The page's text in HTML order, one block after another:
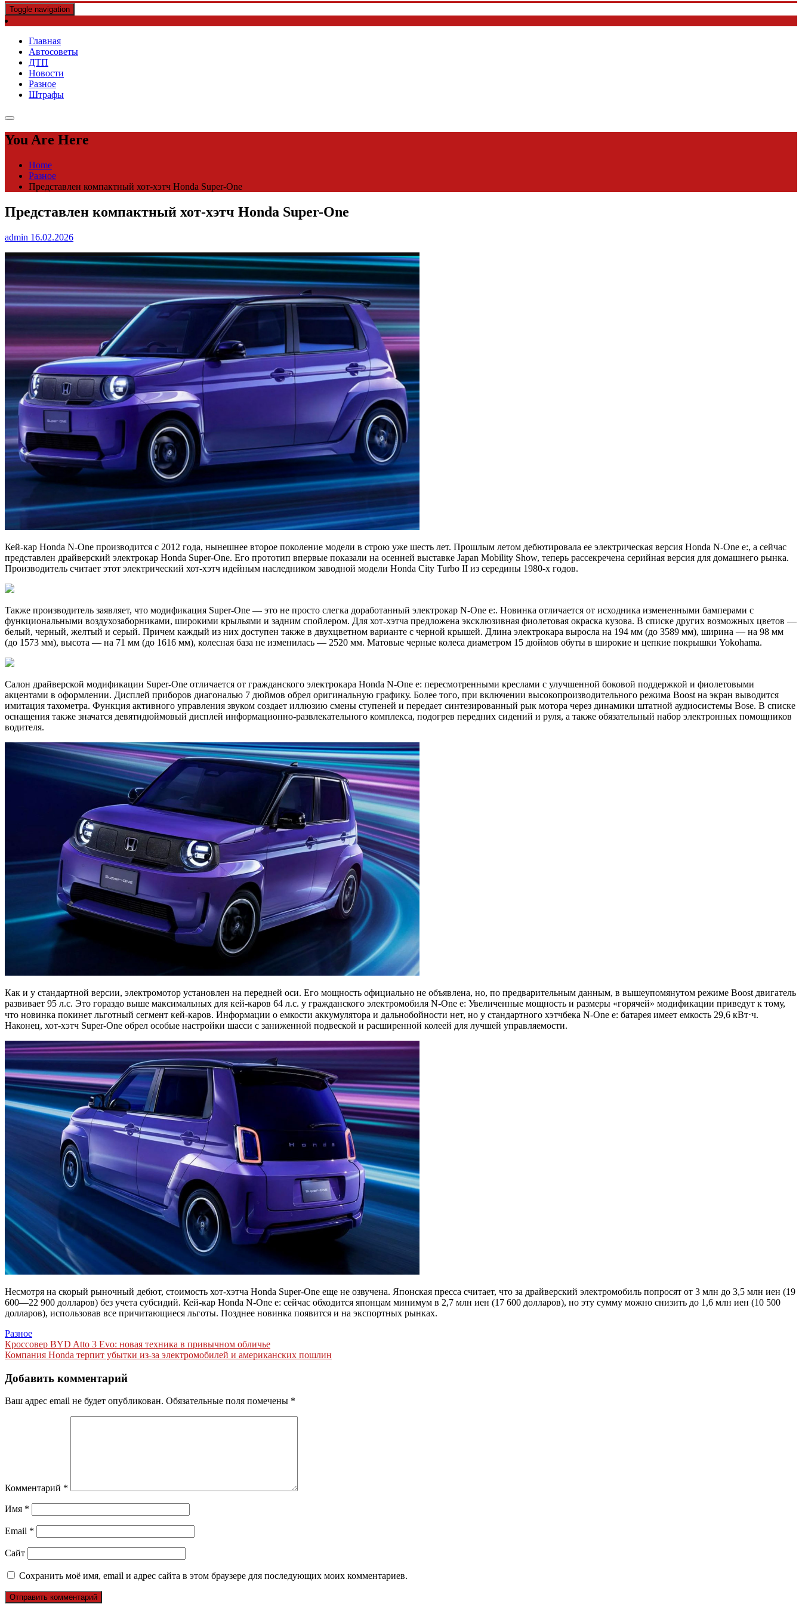
Toggle navigation
Главная
Автосоветы
ДТП
Новости
Разное
Штрафы
You Are Here
Home
Разное
Представлен компактный хот-хэтч Honda Super-One
Представлен компактный хот-хэтч Honda Super-One
admin 16.02.2026
Кей-кар Honda N-One производится с 2012 года, нынешнее второе поколение модели в строю уже шесть лет. Прошлым летом дебютировала ее электрическая версия Honda N-One e:, а сейчас
представлен драйверский электрокар Honda Super-One. Его прототип впервые показали на осенней выставке Japan Mobility Show, теперь рассекречена серийная версия для домашнего рынка.
Производитель считает этот электрический хот-хэтч идейным наследником заводной модели Honda City Turbo II из середины 1980-х годов.
Также производитель заявляет, что модификация Super-One — это не просто слегка доработанный электрокар N-One e:. Новинка отличается от исходника измененными бамперами с
функциональными воздухозаборниками, широкими крыльями и задним спойлером. Для хот-хэтча предложена эксклюзивная фиолетовая окраска кузова. В списке других возможных цветов —
белый, черный, желтый и серый. Причем каждый из них доступен также в двухцветном варианте с черной крышей. Длина электрокара выросла на 194 мм (до 3589 мм), ширина — на 98 мм
(до 1573 мм), высота — на 71 мм (до 1616 мм), колесная база не изменилась — 2520 мм. Матовые черные колеса диаметром 15 дюймов обуты в широкие и цепкие покрышки Yokohama.
Салон драйверской модификации Super-One отличается от гражданского электрокара Honda N-One e: пересмотренными креслами с улучшенной боковой поддержкой и фиолетовыми
акцентами в оформлении. Дисплей приборов диагональю 7 дюймов обрел оригинальную графику. Более того, при включении высокопроизводительного режима Boost на экран выводится
имитация тахометра. Функция активного управления звуком создает иллюзию смены ступеней и передает синтезированный рык мотора через динамики штатной аудиосистемы Bose. В списке
оснащения также значатся девятидюймовый дисплей информационно-развлекательного комплекса, подогрев передних сидений и руля, а также обязательный набор электронных помощников
водителя.
Как и у стандартной версии, электромотор установлен на передней оси. Его мощность официально не объявлена, но, по предварительным данным, в вышеупомянутом режиме Boost двигатель
развивает 95 л.с. Это гораздо выше максимальных для кей-каров 64 л.с. у гражданского электромобиля N-One e: Увеличенные мощность и размеры «горячей» модификации приведут к тому,
что новинка покинет льготный сегмент кей-каров. Информации о емкости аккумулятора и дальнобойности нет, но у стандартного хэтчбека N-One e: батарея имеет емкость 29,6 кВт⋅ч.
Наконец, хот-хэтч Super-One обрел особые настройки шасси с заниженной подвеской и расширенной колеей для лучшей управляемости.
Несмотря на скорый рыночный дебют, стоимость хот-хэтча Honda Super-One еще не озвучена. Японская пресса считает, что за драйверский электромобиль попросят от 3 млн до 3,5 млн иен (19
600—22 900 долларов) без учета субсидий. Кей-кар Honda N-One e: сейчас обходится японцам минимум в 2,7 млн иен (17 600 долларов), но эту сумму можно снизить до 1,6 млн иен (10 500
долларов), использовав все причитающиеся льготы. Позднее новинка появится и на экспортных рынках.
Разное
Навигация
по
записям
Кроссовер BYD Atto 3 Evo: новая техника в привычном обличье
Компания Honda терпит убытки из-за электромобилей и американских пошлин
Добавить комментарий
Ваш адрес email не будет опубликован. Обязательные поля помечены *
Комментарий *
Имя *
Email *
Сайт
Сохранить моё имя, email и адрес сайта в этом браузере для последующих моих комментариев.